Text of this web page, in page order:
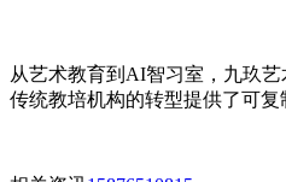
从艺术教育到AI智习室，九玖
传统教培机构的转型提供了可复